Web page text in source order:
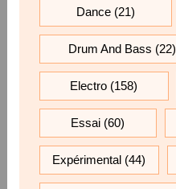
Dance(21)
Drum And Bass (22)
Electro (158)
Essai (60)
Expérimental (44)